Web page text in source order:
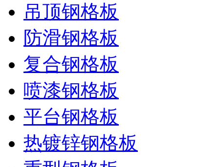
吊顶钢格板
防滑钢格板
复合钢格板
喷漆钢格板
平台钢格板
热镀锌钢格板